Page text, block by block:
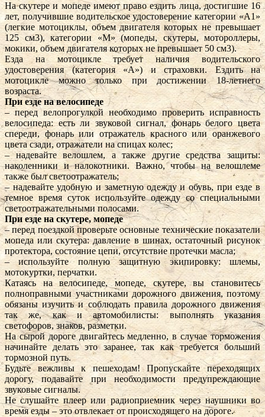
На скутере и мопеде имеют право ездить лица, достигшие 16
лет, получившие водительское удостоверение категории «А1»
(легкие мотоциклы, объем двигателя которых не превышает
125 см3), категории «М» (мопеды, скутеры, мотороллеры,
мокики, объем двигателя которых не превышает 50 см3).
Езда на мотоцикле требует наличия водительского
удостоверения (категория «А») и страховки. Ездить на
мотоцикле можно только при достижении 18-летнего
возраста.
При езде на велосипеде
– перед велопрогулкой необходимо проверить исправность
велосипеда: есть ли звуковой сигнал, фонарь белого цвета
спереди, фонарь или отражатель красного или оранжевого
цвета сзади, отражатели на спицах колес;
– надевайте велошлем, а также другие средства защиты:
наколенники и налокотники. Важно, чтобы на велошлеме
также был светоотражатель;
– надевайте удобную и заметную одежду и обувь, при езде в
темное время суток используйте одежду со специальными
светоотражательными полосами.
При езде на скутере, мопеде
– перед поездкой проверьте основные технические показатели
мопеда или скутера: давление в шинах, остаточный рисунок
протектора, состояние цепи, отсутствие протечки масла;
– используйте полную защитную экипировку: шлемы,
мотокуртки, перчатки.
Катаясь на велосипеде, мопеде, скутере, вы становитесь
полноправными участниками дорожного движения, поэтому
обязаны изучить и соблюдать правила дорожного движения
так же, как и автомобилисты: выполнять указания
светофоров, знаков, разметки.
На сырой дороге двигайтесь медленно, в случае торможения
начинайте делать это заранее, так как требуется больший
тормозной путь.
Будьте вежливы к пешеходам! Пропускайте переходящих
дорогу, подавайте при необходимости предупреждающие
звуковые сигналы.
Не слушайте плеер или радиоприемник через наушники во
время езды – это отвлекает от происходящего на дороге.